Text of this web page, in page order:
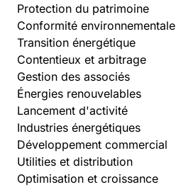
Protection du patrimoine
Conformité environnementale
Transition énergétique
Contentieux et arbitrage
Gestion des associés
Énergies renouvelables
Lancement d'activité
Industries énergétiques
Développement commercial
Utilities et distribution
Optimisation et croissance